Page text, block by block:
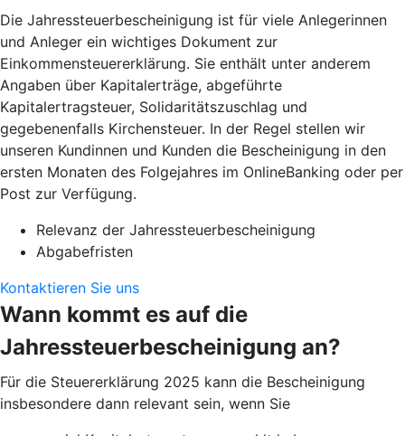
Die Jahressteuerbescheinigung ist für viele Anlegerinnen
und Anleger ein wichtiges Dokument zur
Einkommensteuererklärung. Sie enthält unter anderem
Angaben über Kapitalerträge, abgeführte
Kapitalertragsteuer, Solidaritätszuschlag und
gegebenenfalls Kirchensteuer. In der Regel stellen wir
unseren Kundinnen und Kunden die Bescheinigung in den
ersten Monaten des Folgejahres im OnlineBanking oder per
Post zur Verfügung.
Relevanz der Jahressteuerbescheinigung
Abgabefristen
Kontaktieren Sie uns
Wann kommt es auf die
Jahressteuerbescheinigung an?
Für die Steuererklärung 2025 kann die Bescheinigung
insbesondere dann relevant sein, wenn Sie